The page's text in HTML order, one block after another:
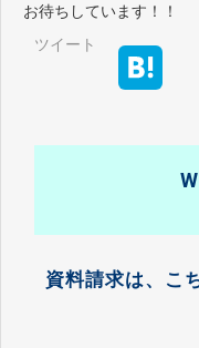
お待ちしています！！
ツイート
資料請求は、こ